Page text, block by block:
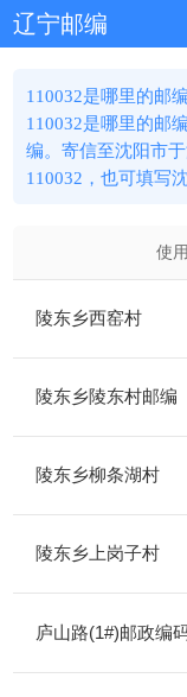
辽宁邮编
110032是哪里的邮
110032是哪里的邮
编。寄信至沈阳市
110032，也可填写
使
陵东乡西窑村
陵东乡陵东村邮编
陵东乡柳条湖村
陵东乡上岗子村
庐山路(1#)邮政编